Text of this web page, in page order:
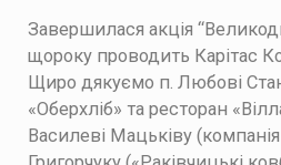
Завершилася акція
щороку проводить Карітас
Щиро дякуємо п. Любові
«Оберхліб» та ресторан
Василеві Мацьківу